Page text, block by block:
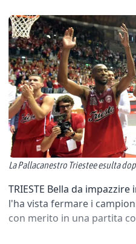
La Pallacanestro Triestee esulta
TRIESTE Bella da
l'ha vista fermare i
con merito in una partita